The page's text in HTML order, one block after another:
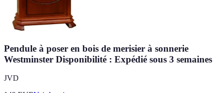
Pendule à poser en bois de merisier à sonnerie
Westminster Disponibilité : Expédié sous 3 semaines
JVD